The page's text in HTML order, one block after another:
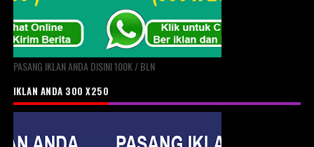
PASANG IKLAN ANDA DISINI 100K / BLN
IKLAN ANDA 300 X250